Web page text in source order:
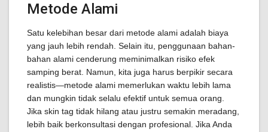
Metode Alami
Satu kelebihan besar dari metode alami adalah biaya
yang jauh lebih rendah. Selain itu, penggunaan bahan-
bahan alami cenderung meminimalkan risiko efek
samping berat. Namun, kita juga harus berpikir secara
realistis—metode alami memerlukan waktu lebih lama
dan mungkin tidak selalu efektif untuk semua orang.
Jika skin tag tidak hilang atau justru semakin meradang,
lebih baik berkonsultasi dengan profesional. Jika Anda